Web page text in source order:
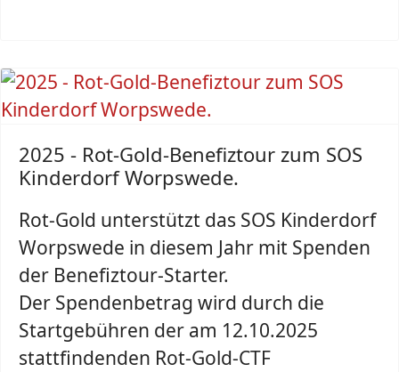
2025 - Rot-Gold-Benefiztour zum SOS
Kinderdorf Worpswede.
Rot-Gold unterstützt das SOS Kinderdorf
Worpswede in diesem Jahr mit Spenden
der Benefiztour-Starter.
Der Spendenbetrag wird durch die
Startgebühren der am 12.10.2025
stattfindenden Rot-Gold-CTF